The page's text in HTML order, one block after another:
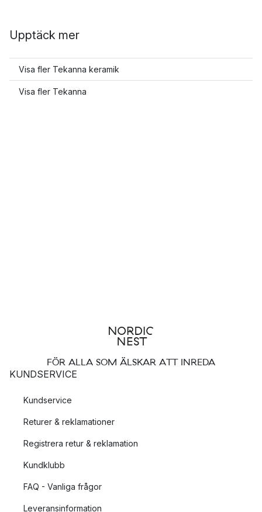
Upptäck mer
Visa fler Tekanna keramik
Visa fler Tekanna
FÖR ALLA SOM ÄLSKAR ATT INREDA
KUNDSERVICE
Kundservice
Returer & reklamationer
Registrera retur & reklamation
Kundklubb
FAQ - Vanliga frågor
Leveransinformation